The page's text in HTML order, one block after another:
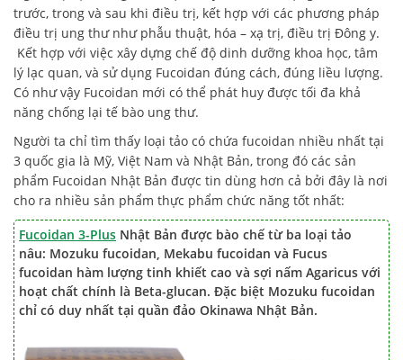
trước, trong và sau khi điều trị, kết hợp với các phương pháp
điều trị ung thư như phẫu thuật, hóa – xạ trị, điều trị Đông y.
Kết hợp với việc xây dựng chế độ dinh dưỡng khoa học, tâm
lý lạc quan, và sử dụng Fucoidan đúng cách, đúng liều lượng.
Có như vậy Fucoidan mới có thể phát huy được tối đa khả
năng chống lại tế bào ung thư.
Người ta chỉ tìm thấy loại tảo có chứa fucoidan nhiều nhất tại
3 quốc gia là Mỹ, Việt Nam và Nhật Bản, trong đó các sản
phẩm Fucoidan Nhật Bản được tin dùng hơn cả bởi đây là nơi
cho ra nhiều sản phẩm thực phẩm chức năng tốt nhất:
Fucoidan 3-Plus Nhật Bản được bào chế từ ba loại tảo
nâu: Mozuku fucoidan, Mekabu fucoidan và Fucus
fucoidan hàm lượng tinh khiết cao và sợi nấm Agaricus với
hoạt chất chính là Beta-glucan. Đặc biệt Mozuku fucoidan
chỉ có duy nhất tại quần đảo Okinawa Nhật Bản.